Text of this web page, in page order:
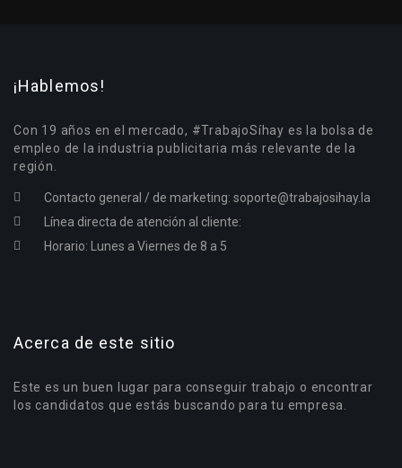
¡Hablemos!
Con 19 años en el mercado, #TrabajoSíhay es la bolsa de
empleo de la industria publicitaria más relevante de la
región.
Contacto general / de marketing: soporte@trabajosihay.la
Línea directa de atención al cliente:
Horario: Lunes a Viernes de 8 a 5
Acerca de este sitio
Este es un buen lugar para conseguir trabajo o encontrar
los candidatos que estás buscando para tu empresa.